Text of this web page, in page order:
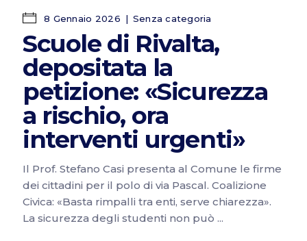
8 Gennaio 2026 Senza categoria
Scuole di Rivalta,
depositata la
petizione: «Sicurezza
a rischio, ora
interventi urgenti»
Il Prof. Stefano Casi presenta al Comune le firme
dei cittadini per il polo di via Pascal. Coalizione
Civica: «Basta rimpalli tra enti, serve chiarezza».
La sicurezza degli studenti non può